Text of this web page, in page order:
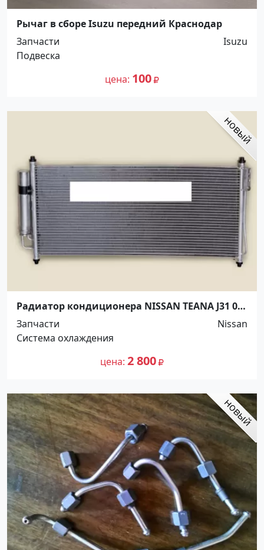
Рычаг в сборе Isuzu передний Краснодар
Запчасти
Isuzu
Подвеска
цена 100
Радиатор кондиционера NISSAN TEANA J31 03-
08 Краснодар
Запчасти
Nissan
Система охлаждения
цена 2 800